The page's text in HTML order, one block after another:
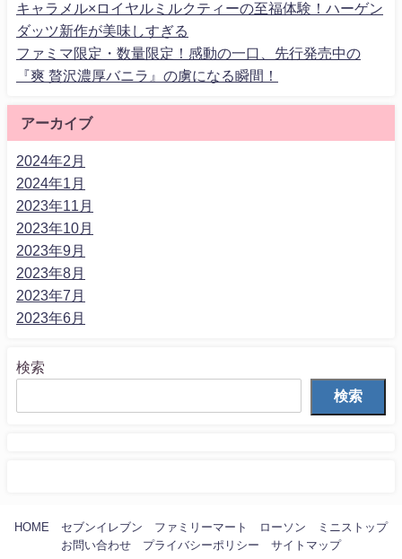
キャラメル×ロイヤルミルクティーの至福体験！ハーゲン
ダッツ新作が美味しすぎる
ファミマ限定・数量限定！感動の一口、先行発売中の
『爽 贅沢濃厚バニラ』の虜になる瞬間！
アーカイブ
2024年2月
2024年1月
2023年11月
2023年10月
2023年9月
2023年8月
2023年7月
2023年6月
検索
検索
HOME セブンイレブン ファミリーマート ローソン
ミニストップ
お問い合わせ
プライバシーポリシー サイトマップ